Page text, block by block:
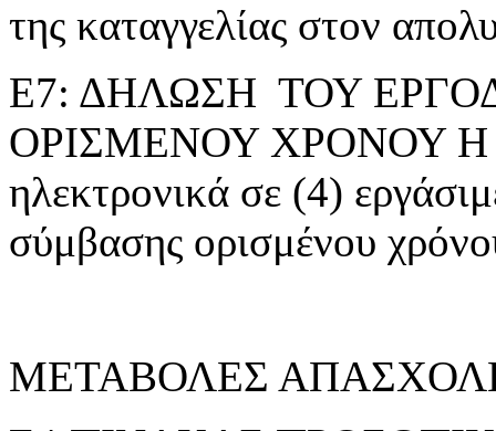
της καταγγελίας στον
Ε7: ΔΗΛΩΣΗ ΤΟΥ
ΟΡΙΣΜΕΝΟΥ ΧΡΟΝΟΥ Η
ηλεκτρονικά σε (4)
σύμβασης ορισμένου
ΜΕΤΑΒΟΛΕΣ